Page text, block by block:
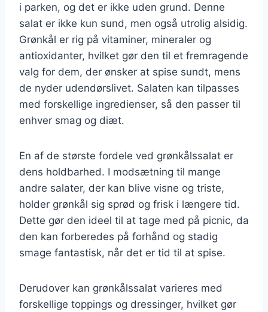
i parken, og det er ikke uden grund. Denne
salat er ikke kun sund, men også utrolig alsidig.
Grønkål er rig på vitaminer, mineraler og
antioxidanter, hvilket gør den til et fremragende
valg for dem, der ønsker at spise sundt, mens
de nyder udendørslivet. Salaten kan tilpasses
med forskellige ingredienser, så den passer til
enhver smag og diæt.
En af de største fordele ved grønkålssalat er
dens holdbarhed. I modsætning til mange
andre salater, der kan blive visne og triste,
holder grønkål sig sprød og frisk i længere tid.
Dette gør den ideel til at tage med på picnic, da
den kan forberedes på forhånd og stadig
smage fantastisk, når det er tid til at spise.
Derudover kan grønkålssalat varieres med
forskellige toppings og dressinger, hvilket gør